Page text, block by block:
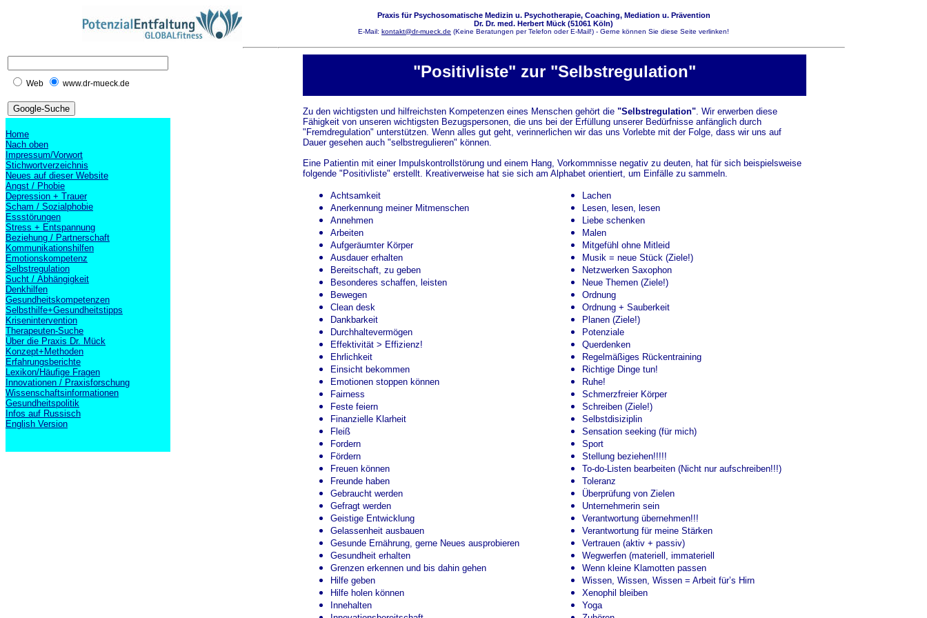
Praxis für Psychosomatische Medizin u. Psychotherapie, Coaching, Mediation u. Prävention
Dr. Dr. med. Herbert Mück (51061 Köln)
E-Mail: kontakt@dr-mueck.de (Keine Beratungen per Telefon oder E-Mail!) - Gerne können Sie diese Seite verlinken!
Web www.dr-mueck.de
Home
Nach oben
Impressum/Vorwort
Stichwortverzeichnis
Neues auf dieser Website
Angst / Phobie
Depression + Trauer
Scham / Sozialphobie
Essstörungen
Stress + Entspannung
Beziehung / Partnerschaft
Kommunikationshilfen
Emotionskompetenz
Selbstregulation
Sucht / Abhängigkeit
Denkhilfen
Gesundheitskompetenzen
Selbsthilfe+Gesundheitstipps
Krisenintervention
Therapeuten-Suche
Über die Praxis Dr. Mück
Konzept+Methoden
Erfahrungsberichte
Lexikon/Häufige Fragen
Innovationen / Praxisforschung
Wissenschaftsinformationen
Gesundheitspolitik
Infos auf Russisch
English Version
"Positivliste" zur "Selbstregulation"
Zu den wichtigsten und hilfreichsten Kompetenzen eines Menschen gehört die "Selbstregulation". Wir erwerben diese
Fähigkeit von unseren wichtigsten Bezugspersonen, die uns bei der Erfüllung unserer Bedürfnisse anfänglich durch
"Fremdregulation" unterstützen. Wenn alles gut geht, verinnerlichen wir das uns Vorlebte mit der Folge, dass wir uns auf
Dauer gesehen auch "selbstregulieren" können.
Eine Patientin mit einer Impulskontrollstörung und einem Hang, Vorkommnisse negativ zu deuten, hat für sich beispielsweise
folgende "Positivliste" erstellt. Kreativerweise hat sie sich am Alphabet orientiert, um Einfälle zu sammeln.
Achtsamkeit
Anerkennung meiner Mitmenschen
Annehmen
Arbeiten
Aufgeräumter Körper
Ausdauer erhalten
Bereitschaft, zu geben
Besonderes schaffen, leisten
Bewegen
Clean desk
Dankbarkeit
Durchhaltevermögen
Effektivität > Effizienz!
Ehrlichkeit
Einsicht bekommen
Emotionen stoppen können
Fairness
Feste feiern
Finanzielle Klarheit
Fleiß
Fordern
Fördern
Freuen können
Freunde haben
Gebraucht werden
Gefragt werden
Geistige Entwicklung
Gelassenheit ausbauen
Gesunde Ernährung, gerne Neues ausprobieren
Gesundheit erhalten
Grenzen erkennen und bis dahin gehen
Hilfe geben
Hilfe holen können
Innehalten
Lachen
Lesen, lesen, lesen
Liebe schenken
Malen
Mitgefühl ohne Mitleid
Musik = neue Stück (Ziele!)
Netzwerken Saxophon
Neue Themen (Ziele!)
Ordnung
Ordnung + Sauberkeit
Planen (Ziele!)
Potenziale
Querdenken
Regelmäßiges Rückentraining
Richtige Dinge tun!
Ruhe!
Schmerzfreier Körper
Schreiben (Ziele!)
Selbstdisiziplin
Sensation seeking (für mich)
Sport
Stellung beziehen!!!!!
To-do-Listen bearbeiten (Nicht nur aufschreiben!!!)
Toleranz
Überprüfung von Zielen
Unternehmerin sein
Verantwortung übernehmen!!!
Verantwortung für meine Stärken
Vertrauen (aktiv + passiv)
Wegwerfen (materiell, immateriell
Wenn kleine Klamotten passen
Wissen, Wissen, Wissen = Arbeit für’s Hirn
Xenophil bleiben
Yoga